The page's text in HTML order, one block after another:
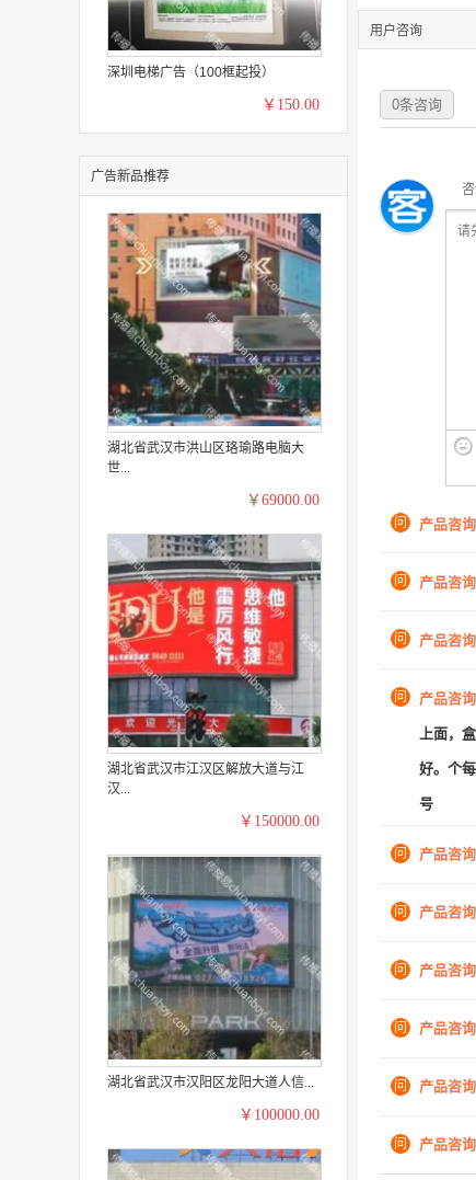
深圳电梯广告（100框起投）
￥150.00
广告新品推荐
湖北省武汉市洪山区珞瑜路电脑大
世...
￥69000.00
湖北省武汉市江汉区解放大道与江
汉...
￥150000.00
湖北省武汉市汉阳区龙阳大道人信...
￥100000.00
用户咨询
0条咨询
咨
问 产品咨询
问 产品咨询
问 产品咨询
问 产品咨询
上面，
好。个
号
问 产品咨询
问 产品咨询
问 产品咨询
问 产品咨询
问 产品咨询
问 产品咨询